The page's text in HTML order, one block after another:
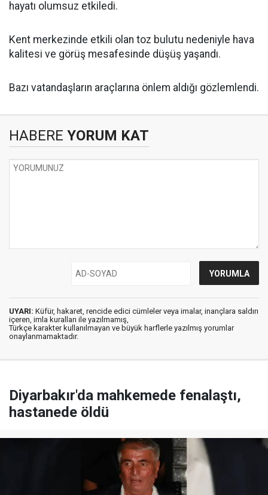
hayatı olumsuz etkiledi.
Kent merkezinde etkili olan toz bulutu nedeniyle hava
kalitesi ve görüş mesafesinde düşüş yaşandı.
Bazı vatandaşların araçlarına önlem aldığı gözlemlendi.
HABERE YORUM KAT
UYARI: Küfür, hakaret, rencide edici cümleler veya imalar, inançlara saldırı
içeren, imla kuralları ile yazılmamış,
Türkçe karakter kullanılmayan ve büyük harflerle yazılmış yorumlar
onaylanmamaktadır.
Diyarbakır'da mahkemede fenalaştı,
hastanede öldü